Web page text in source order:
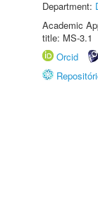
Department:
Academic
title: MS-3.1
Orcid